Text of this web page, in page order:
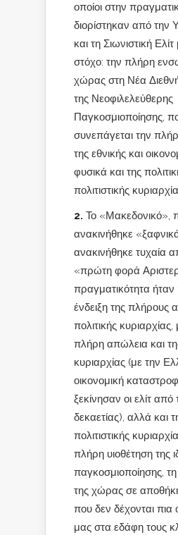
οποίοι στην
διορίστηκαν από την
και τη Σιωνιστική
στόχο: την πλήρη
χώρας στη Νέα
της Νεοφιλελεύθερης
Παγκοσμιοποίησης,
συνεπάγεται την
της εθνικής και
φυσικά και της
πολιτιστικής
2. Το «Μακεδονικό»,
ανακινήθηκε
ανακινήθηκε τυχαία
«πρώτη φορά
πραγματικότητα
ένδειξη της πλήρους
πολιτικής κυριαρχίας,
πλήρη απώλεια και
κυριαρχίας (με την
οικονομική
ξεκίνησαν οι ελίτ
δεκαετίας), αλλά και
πολιτιστικής
πλήρη υιοθέτηση της
παγκοσμιοποίησης,
της χώρας σε
που δεν δέχονται πια
μας στα εδάφη τους